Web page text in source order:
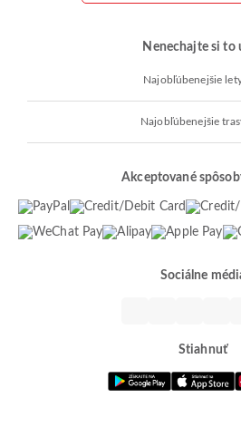
Nenechajte si to
Najobľúbenejšie
Najobľúbenejšie
Akceptované
Sociálne
Stiahnuť